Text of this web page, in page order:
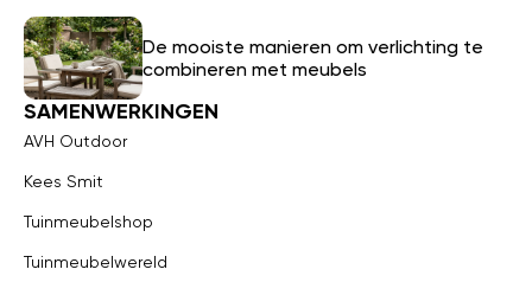
De mooiste manieren om verlichting te
combineren met meubels
SAMENWERKINGEN
AVH Outdoor
Kees Smit
Tuinmeubelshop
Tuinmeubelwereld